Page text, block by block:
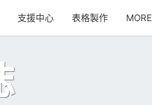
支援中心 表格製作 MORE